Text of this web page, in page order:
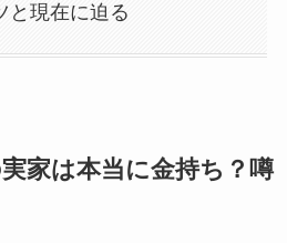
と現在に迫る
家は本当に金持ち？噂